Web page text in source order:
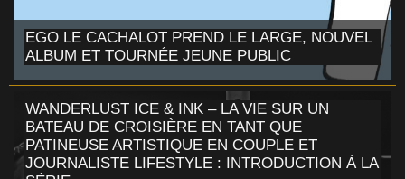
EGO LE CACHALOT PREND LE LARGE, NOUVEL
ALBUM ET TOURNÉE JEUNE PUBLIC
WANDERLUST ICE & INK – LA VIE SUR UN
BATEAU DE CROISIÈRE EN TANT QUE
PATINEUSE ARTISTIQUE EN COUPLE ET
JOURNALISTE LIFESTYLE : INTRODUCTION À LA